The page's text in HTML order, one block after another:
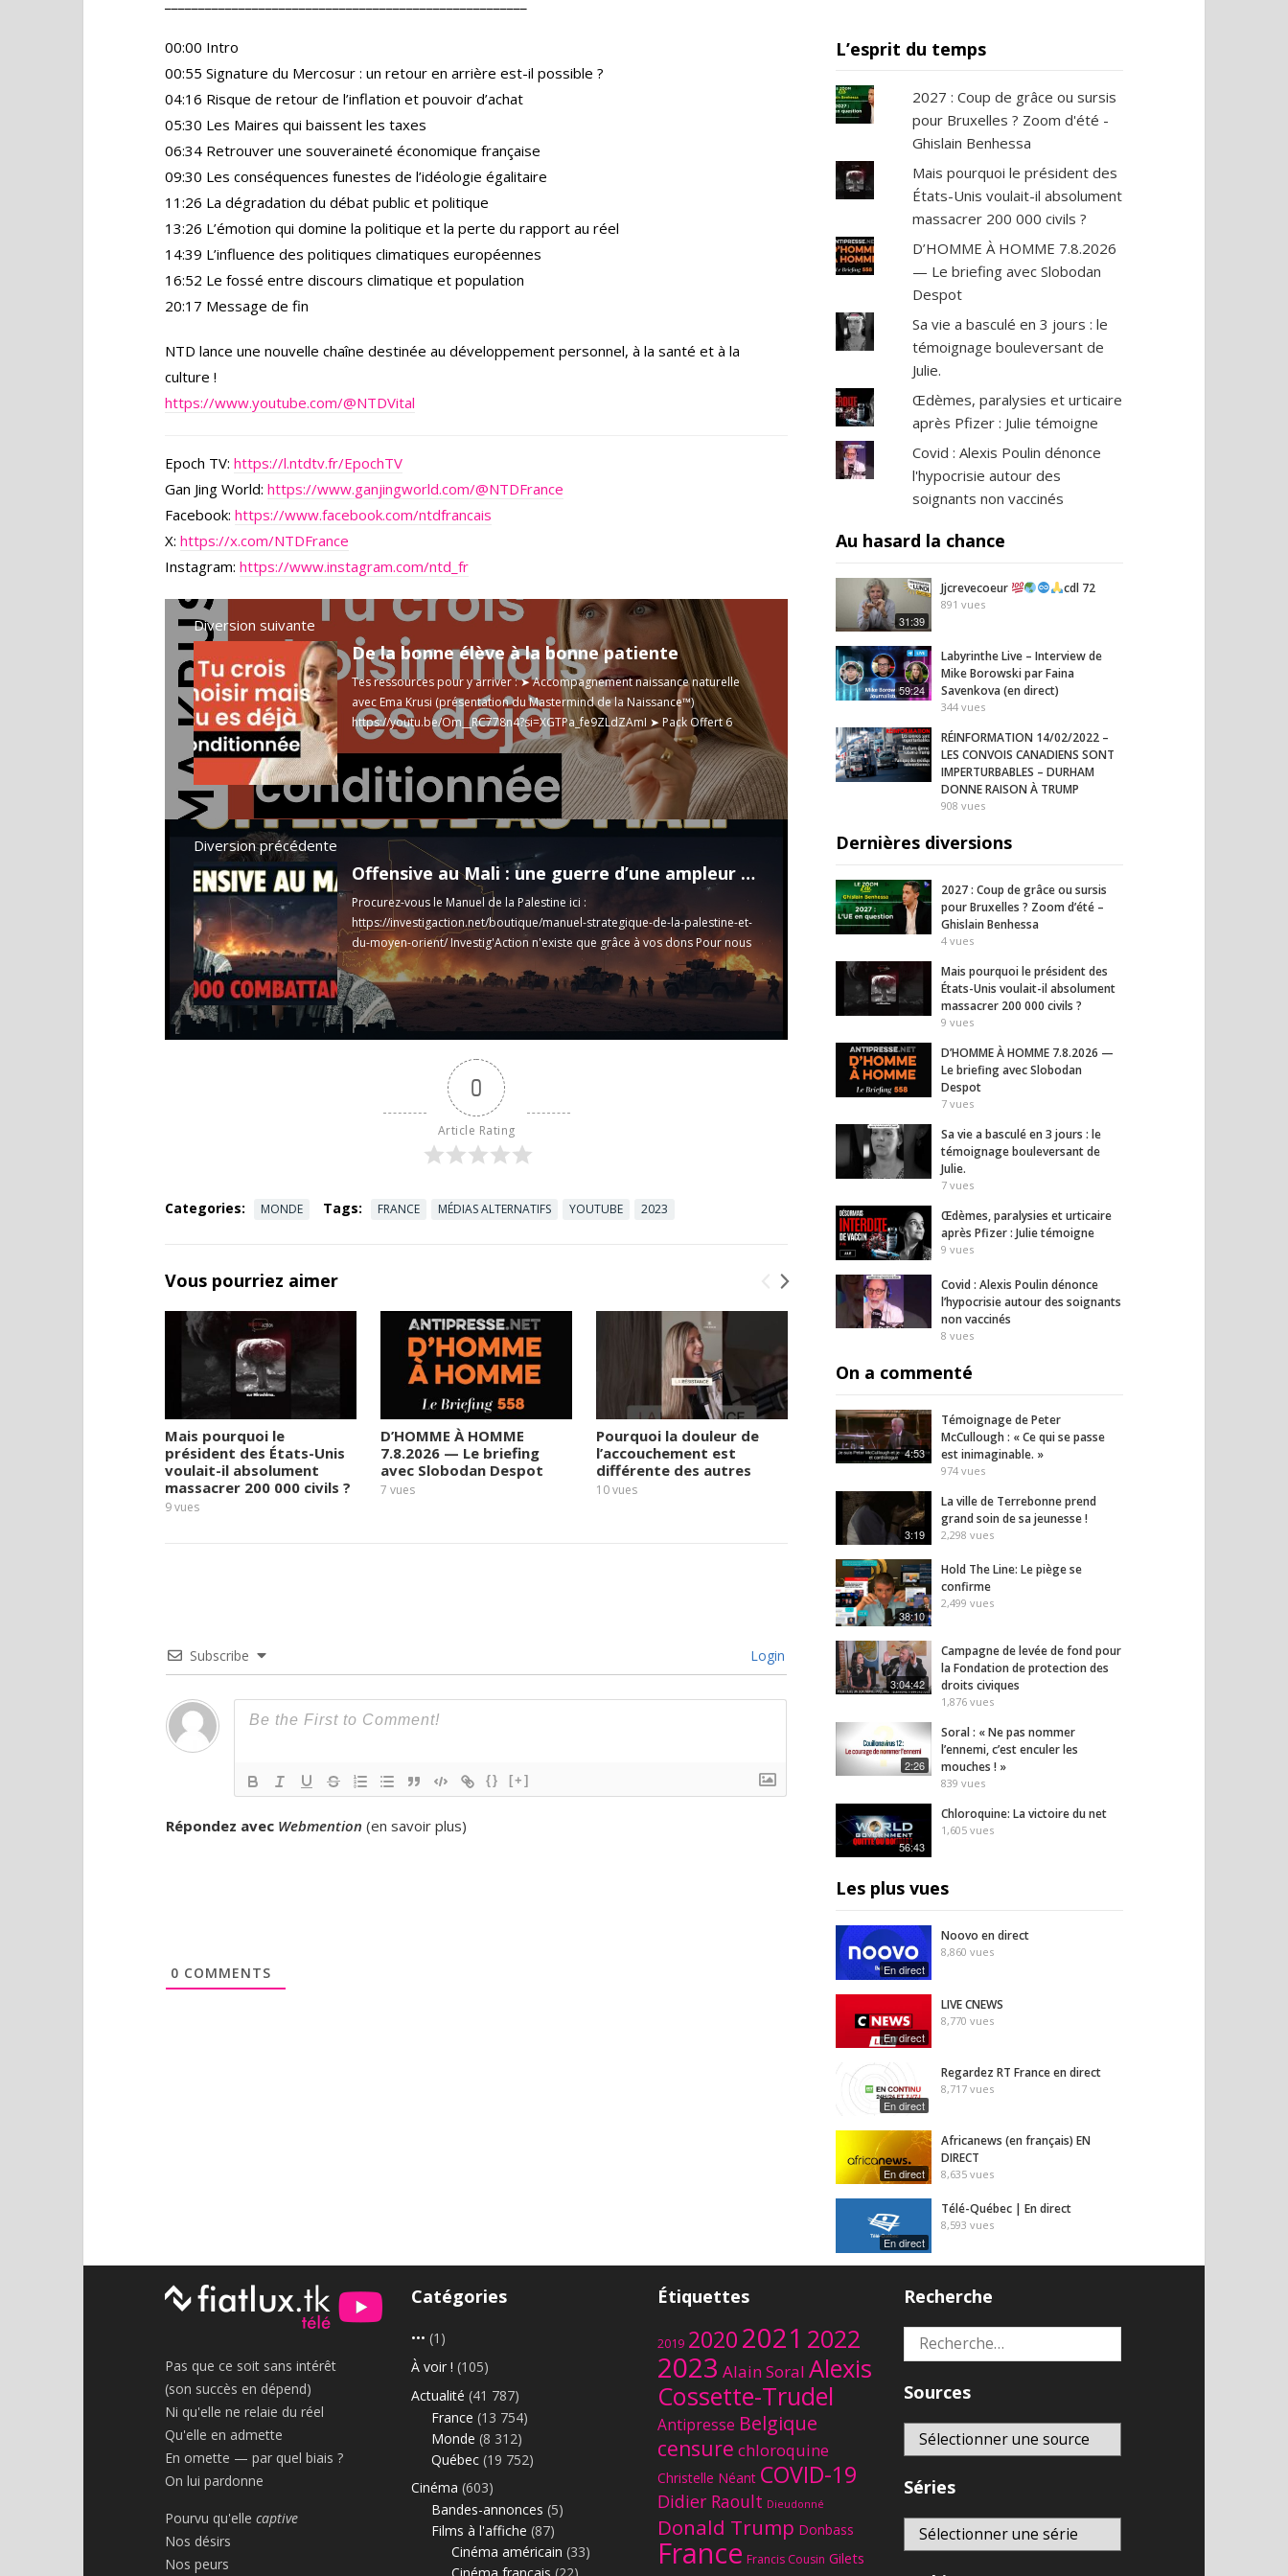
00:00 Intro
00:55 Signature du Mercosur : un retour en arrière est-il possible ?
04:16 Risque de retour de l’inflation et pouvoir d’achat
05:30 Les Maires qui baissent les taxes
06:34 Retrouver une souveraineté économique française
09:30 Les conséquences funestes de l’idéologie égalitaire
11:26 La dégradation du débat public et politique
13:26 L’émotion qui domine la politique et la perte du rapport au réel
14:39 L’influence des politiques climatiques européennes
16:52 Le fossé entre discours climatique et population
20:17 Message de fin
NTD lance une nouvelle chaîne destinée au développement personnel, à la santé et à la
culture !
https://www.youtube.com/@NTDVital
Epoch TV: https://l.ntdtv.fr/EpochTV
Gan Jing World: https://www.ganjingworld.com/@NTDFrance
Facebook: https://www.facebook.com/ntdfrancais
X: https://x.com/NTDFrance
Instagram: https://www.instagram.com/ntd_fr
Diversion suivante
De la bonne élève à la bonne patiente
Tes ressources pour y arriver : ➤ Accompagnement naissance naturelle
avec Ema Krusi (présentation du Mastermind de la Naissance™)
https://youtu.be/Om__RC778n4?si=XGTPa_fe9ZLdZAmI ➤ Pack Offert 6
Masterclass ...
Read more
Diversion précédente
Offensive au Mali : une guerre d’une ampleur inédite depuis 2013
Procurez-vous le Manuel de la Palestine ici :
https://investigaction.net/boutique/manuel-strategique-de-la-palestine-et-
du-moyen-orient/ Investig'Action n'existe que grâce à vos dons Pour nous
soutenir :
https://investigaction.net/campaigns/nous-soutenir/Nos livres : ...
Read more
0
Article Rating
Categories: MONDE Tags: FRANCE MÉDIAS ALTERNATIFS YOUTUBE 2023
Vous pourriez aimer
Mais pourquoi le
président des États-Unis
voulait-il absolument
massacrer 200 000 civils ?
9vues
D’HOMME À HOMME
7.8.2026 — Le briefing
avec Slobodan Despot
7 vues
Pourquoi la douleur de
l’accouchement est
différente des autres
10vues
Le régime chinois s’en
prend aux riches :
fortunes bloquées,
sorties interdites
vues
Accoucher, c’est traverser
la mort de la peur
Subscribe Login
{} [+]
Répondez avec Webmention (en savoir plus)
0 COMMENTS
L’esprit du temps
2027 : Coup de grâce ou sursis
pour Bruxelles ? Zoom d'été -
Ghislain Benhessa
Mais pourquoi le président des
États-Unis voulait-il absolument
massacrer 200 000 civils ?
D’HOMME À HOMME 7.8.2026
— Le briefing avec Slobodan
Despot
Sa vie a basculé en 3 jours : le
témoignage bouleversant de
Julie.
Œdèmes, paralysies et urticaire
après Pfizer : Julie témoigne
Covid : Alexis Poulin dénonce
l'hypocrisie autour des
soignants non vaccinés
Au hasard la chance
31:39
Jjcrevecoeur cdl 72
891 vues
59:24
Labyrinthe Live – Interview de
Mike Borowski par Faina
Savenkova (en direct)
344 vues
RÉINFORMATION 14/02/2022 –
LES CONVOIS CANADIENS SONT
IMPERTURBABLES – DURHAM
DONNE RAISON À TRUMP
908 vues
Dernières diversions
2027 : Coup de grâce ou sursis
pour Bruxelles ? Zoom d’été –
Ghislain Benhessa
4 vues
Mais pourquoi le président des
États-Unis voulait-il absolument
massacrer 200 000 civils ?
9 vues
D’HOMME À HOMME 7.8.2026 —
Le briefing avec Slobodan
Despot
7 vues
Sa vie a basculé en 3 jours : le
témoignage bouleversant de
Julie.
7 vues
Œdèmes, paralysies et urticaire
après Pfizer : Julie témoigne
9 vues
Covid : Alexis Poulin dénonce
l’hypocrisie autour des soignants
non vaccinés
8 vues
On a commenté
4:53
Témoignage de Peter
McCullough : « Ce qui se passe
est inimaginable. »
974 vues
3:19
La ville de Terrebonne prend
grand soin de sa jeunesse !
2,298 vues
38:10
Hold The Line: Le piège se
confirme
2,499 vues
3:04:42
Campagne de levée de fond pour
la Fondation de protection des
droits civiques
1,876 vues
2:26
Soral : « Ne pas nommer
l’ennemi, c’est enculer les
mouches ! »
839 vues
56:43
Chloroquine: La victoire du net
1,605 vues
Les plus vues
En direct
Noovo en direct
8,860 vues
En direct
LIVE CNEWS
8,770 vues
En direct
Regardez RT France en direct
8,717 vues
En direct
Africanews (en français) EN
DIRECT
8,635 vues
En direct
Télé-Québec | En direct
8,593 vues
actualité france et monde,
analyses
6,897vues
Pas que ce soit sans intérêt
(son succès en dépend)
Ni qu'elle ne relaie du réel
Qu'elle en admette
En omette — par quel biais ?
On lui pardonne
Pourvu qu'elle captive
Nos désirs
Nos peurs
Catégories
••• (1)
À voir ! (105)
Actualité (41 787)
France (13 754)
Monde (8 312)
Québec (19 752)
Cinéma (603)
Bandes-annonces (5)
Films à l'affiche (87)
Cinéma américain (33)
Étiquettes
2019 20202021 2022
2023 Alain Soral Alexis
Cossette-Trudel
Antipresse Belgique
censure chloroquine
Christelle Néant COVID-19
Didier Raoult Dieudonné
Donald Trump Donbass
France Francis Cousin Gilets
Recherche
Rechercher :
Sources
Séries